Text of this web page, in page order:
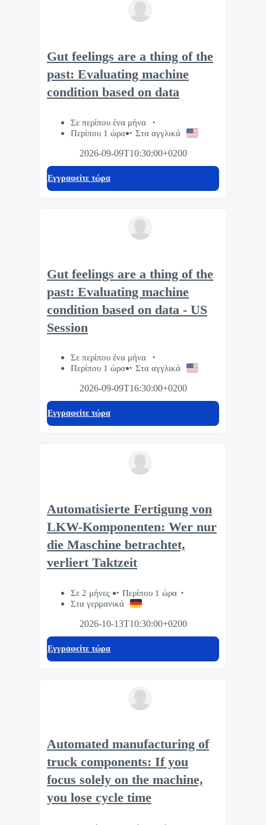
Gut feelings are a thing of the
past: Evaluating machine
condition based on data
Σε περίπου ένα μήνα
Περίπου 1 ώρα
Στα αγγλικά
2026-09-09T10:30:00+0200
Eγγραφείτε τώρα
Gut feelings are a thing of the
past: Evaluating machine
condition based on data - US
Session
Σε περίπου ένα μήνα
Περίπου 1 ώρα
Στα αγγλικά
2026-09-09T16:30:00+0200
Eγγραφείτε τώρα
Automatisierte Fertigung von
LKW-Komponenten: Wer nur
die Maschine betrachtet,
verliert Taktzeit
Σε 2 μήνες
Περίπου 1 ώρα
Στα γερμανικά
2026-10-13T10:30:00+0200
Eγγραφείτε τώρα
Automated manufacturing of
truck components: If you
focus solely on the machine,
you lose cycle time